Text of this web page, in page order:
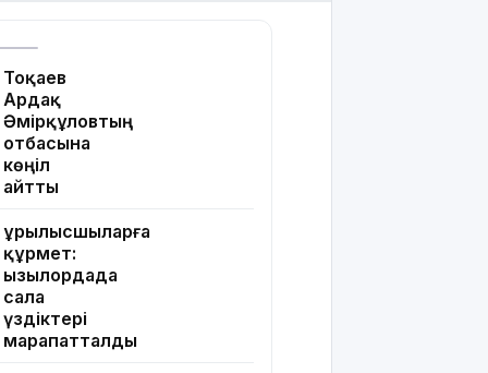
Тоқаев
Ардақ
Әмірқұловтың
отбасына
көңіл
айтты
Құрылысшыларға
құрмет:
Қызылордада
сала
үздіктері
марапатталды